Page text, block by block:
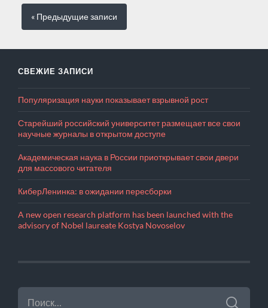
« Предыдущиезаписи
СВЕЖИЕ ЗАПИСИ
Популяризация науки показывает взрывной рост
Старейший российский университет размещает все свои
научные журналы в открытом доступе
Академическая наука в России приоткрывает свои двери
для массового читателя
КиберЛенинка: в ожидании пересборки
A new open research platform has been launched with the
advisory of Nobel laureate Kostya Novoselov
НАЙТИ: